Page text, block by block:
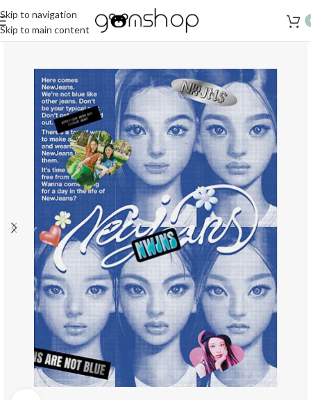
Skip to navigation
Skip to main content